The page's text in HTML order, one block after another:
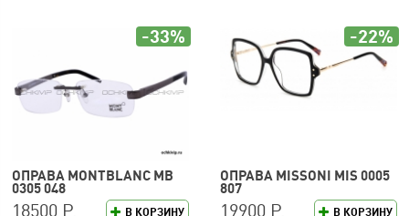
ОПРАВА MONTBLANC MB
0305 048
В КОРЗИНУ
18500 Р.
-33%
ОПРАВА MISSONI MIS 0005
807
В КОРЗИНУ
19900 Р.
-22%